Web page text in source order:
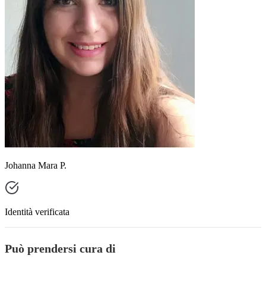
Johanna Mara P.
Identità verificata
Può prendersi cura di